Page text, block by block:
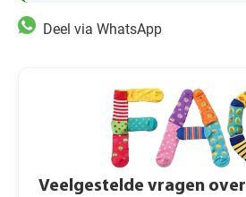
Deel via WhatsApp
Veelgestelde vragen